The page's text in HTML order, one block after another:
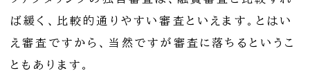
ば緩く、比較的通りやすい審査といえます。とはい
え審査ですから、当然ですが審査に落ちるというこ
ともあります。